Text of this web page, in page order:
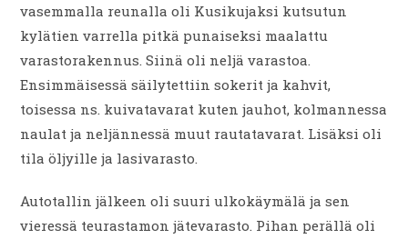
vasemmalla reunalla oli Kusikujaksi kutsutun
kylätien varrella pitkä punaiseksi maalattu
varastorakennus. Siinä oli neljä varastoa.
Ensimmäisessä säilytettiin sokerit ja kahvit,
toisessa ns. kuivatavarat kuten jauhot, kolmannessa
naulat ja neljännessä muut rautatavarat. Lisäksi oli
tila öljyille ja lasivarasto.
Autotallin jälkeen oli suuri ulkokäymälä ja sen
vieressä teurastamon jätevarasto. Pihan perällä oli